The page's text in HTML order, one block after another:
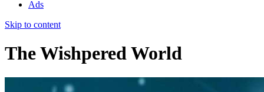
Ads
Skip to content
The Wishpered World